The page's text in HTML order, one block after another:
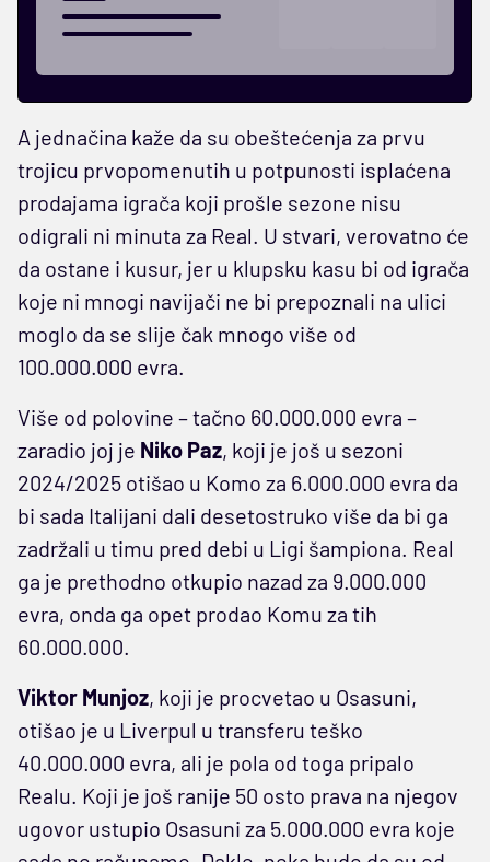
A jednačina kaže da su obeštećenja za prvu
trojicu prvopomenutih u potpunosti isplaćena
prodajama igrača koji prošle sezone nisu
odigrali ni minuta za Real. U stvari, verovatno će
da ostane i kusur, jer u klupsku kasu bi od igrača
koje ni mnogi navijači ne bi prepoznali na ulici
moglo da se slije čak mnogo više od
100.000.000 evra.
Više od polovine – tačno 60.000.000 evra –
zaradio joj je Niko Paz, koji je još u sezoni
2024/2025 otišao u Komo za 6.000.000 evra da
bi sada Italijani dali desetostruko više da bi ga
zadržali u timu pred debi u Ligi šampiona. Real
ga je prethodno otkupio nazad za 9.000.000
evra, onda ga opet prodao Komu za tih
60.000.000.
Viktor Munjoz, koji je procvetao u Osasuni,
otišao je u Liverpul u transferu teško
40.000.000 evra, ali je pola od toga pripalo
Realu. Koji je još ranije 50 osto prava na njegov
ugovor ustupio Osasuni za 5.000.000 evra koje